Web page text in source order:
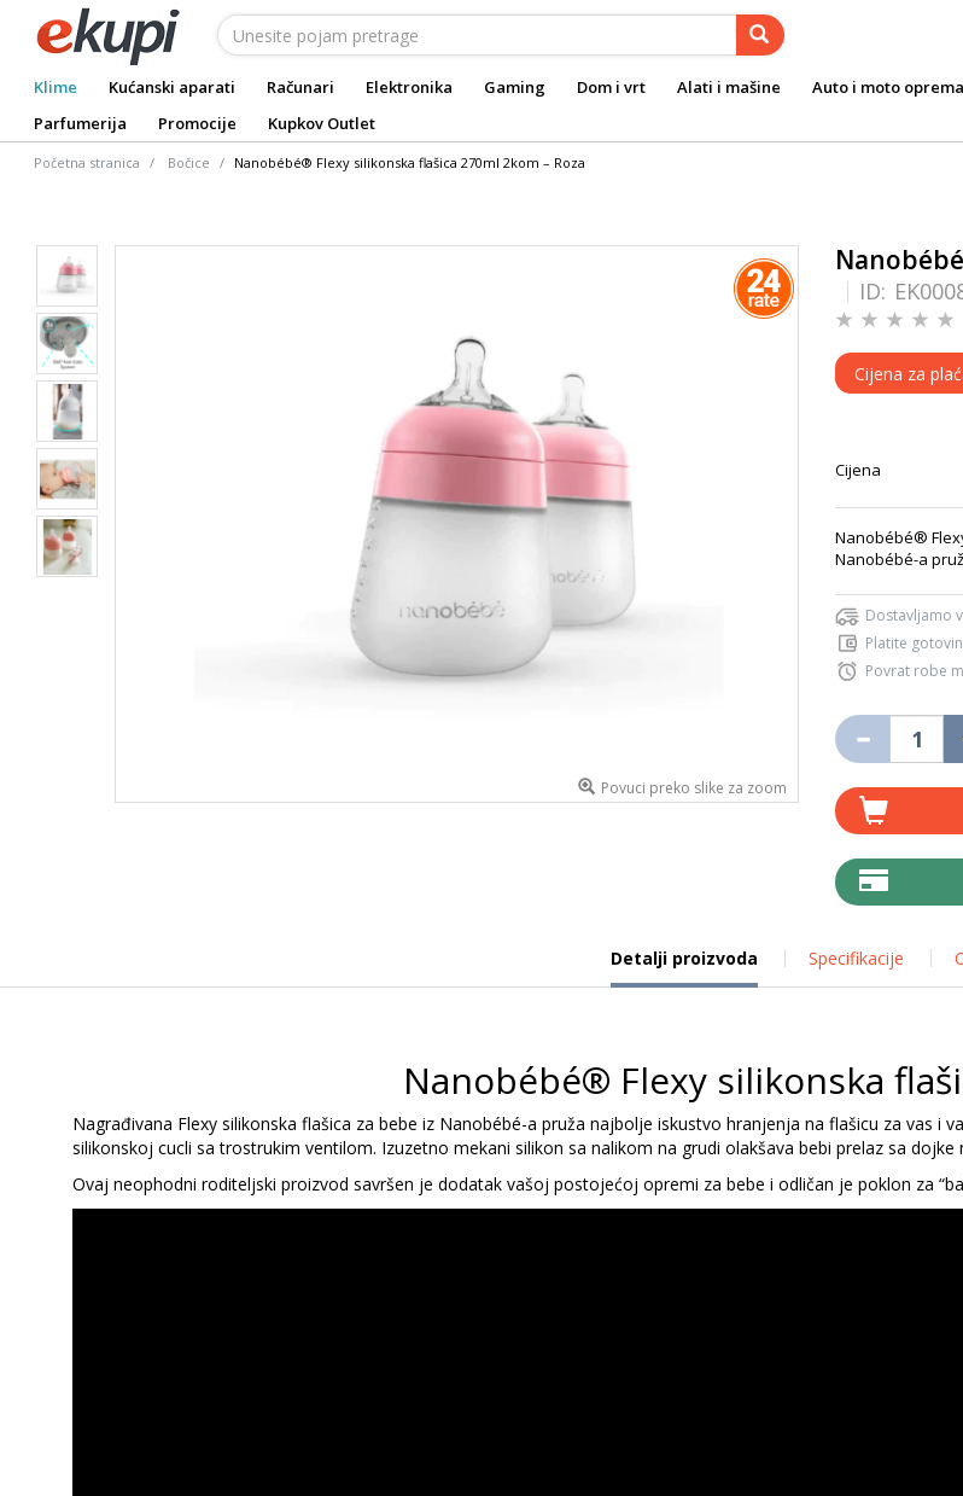
Klime Kućanski aparati Računari Elektronika Gaming Dom i vrt Alati i mašine Auto i moto oprema
Parfumerija
Promocije Kupkov Outlet
Početna stranica Bočice Nanobébé® Flexy silikonska flašica 270ml 2kom – Roza
Povuci preko slike za zoom
ID:
Cijena za
Cijena
Nanobébé®
Nanobébé-a
Dostavljamo
Platite
Povrat robe
Detalji proizvoda Specifikacije
Nanobébé® Flexy silikonska
Nagrađivana Flexy silikonska flašica za bebe iz Nanobébé-a pruža najbolje iskustvo hranjenja na flašicu za vas i
silikonskoj cucli sa trostrukim ventilom. Izuzetno mekani silikon sa nalikom na grudi olakšava bebi prelaz sa dojke
Ovaj neophodni roditeljski proizvod savršen je dodatak vašoj postojećoj opremi za bebe i odličan je poklon za